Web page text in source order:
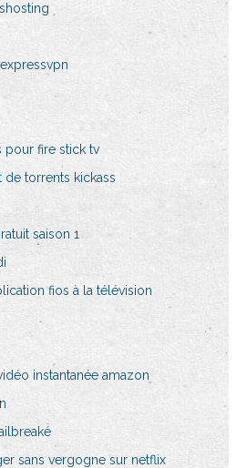
pour fire stick tv
de torrents kickass
saison 1
fios à la télévision
instantanée amazon
sans vergogne sur netflix